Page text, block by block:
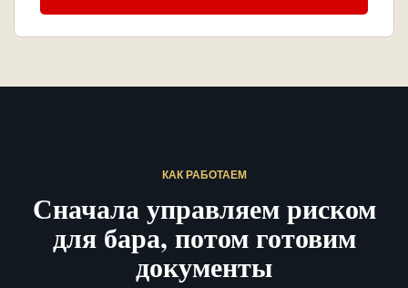
КАК РАБОТАЕМ
Сначала управляем риском
для бара, потом готовим
документы